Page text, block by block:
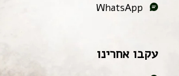
WhatsApp
עקבו אחרינו